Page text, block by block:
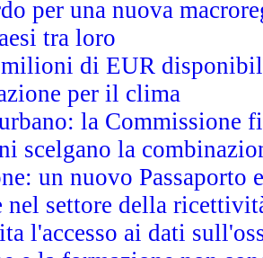
per una nuova
tra loro
di EUR
per il clima
la Commissione
scelgano la
un nuovo Passaporto
nel settore della
l'accesso ai dati